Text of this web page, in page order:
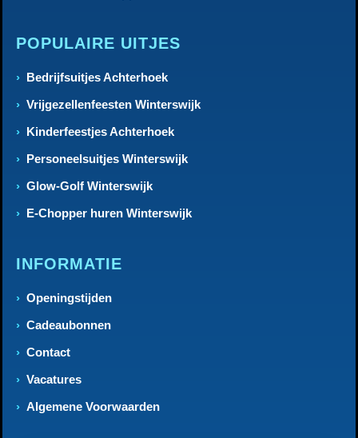
POPULAIRE UITJES
Bedrijfsuitjes Achterhoek
Vrijgezellenfeesten Winterswijk
Kinderfeestjes Achterhoek
Personeelsuitjes Winterswijk
Glow-Golf Winterswijk
E-Chopper huren Winterswijk
INFORMATIE
Openingstijden
Cadeaubonnen
Contact
Vacatures
Algemene Voorwaarden